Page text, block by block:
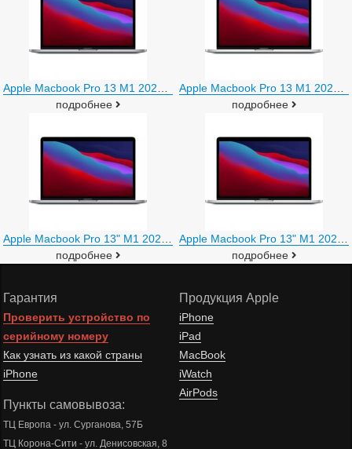
подробнее
подробнее
подробнее
подробнее
Гарантия
Проверить устройство по
серийному номеру
Как узнать из какой страны
iPhone
Пункты самовывоза:
ТЦ Европа - ул. Сурганова, 57Б
ТЦ Корона-Сити - ул. Денисовская, 8
Продукция Apple
iPhone
iPad
MacBook
iWatch
AirPods